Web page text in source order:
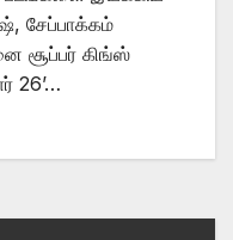
சேப்பாக்கம்
சூப்பர் கிங்ஸ்
26’…